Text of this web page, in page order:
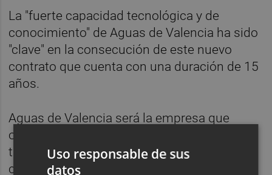
La "fuerte capacidad tecnológica y de
conocimiento" de Aguas de Valencia ha sido
"clave" en la consecución de este nuevo
contrato que cuenta con una duración de 15
años.
Aguas de Valencia será la empresa que
operará y mantendrá dos plantas de
tratamiento contiguas que cuentan con una
capacidad de diseño total de tratamiento de
Uso responsable de sus
datos